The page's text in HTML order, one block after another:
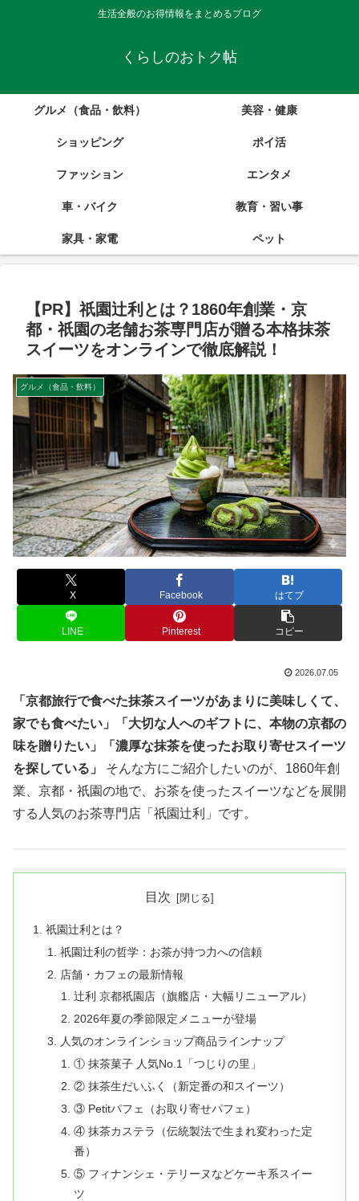
生活全般のお得情報をまとめるブログ
くらしのおトク帖
グルメ（食品・飲料） 美容・健康
ショッピング ポイ活
ファッション エンタメ
車・バイク 教育・習い事
家具・家電 ペット
【PR】祇園辻利とは？1860年創業・京
都・祇園の老舗お茶専門店が贈る本格抹茶
スイーツをオンラインで徹底解説！
グルメ（食品・飲料）
X Facebook はてブ
LINE Pinterest コピー
2026.07.05
「京都旅行で食べた抹茶スイーツがあまりに美味しくて、
家でも食べたい」「大切な人へのギフトに、本物の京都の
味を贈りたい」「濃厚な抹茶を使ったお取り寄せスイーツ
を探している」
そんな方にご紹介したいのが、1860年創
業、京都・祇園の地で、お茶を使ったスイーツなどを展開
する人気のお茶専門店「祇園辻利」です。
目次
祇園辻利とは？
祇園辻利の哲学：お茶が持つ力への信頼
店舗・カフェの最新情報
辻利 京都祇園店（旗艦店・大幅リニューアル）
2026年夏の季節限定メニューが登場
人気のオンラインショップ商品ラインナップ
① 抹茶菓子 人気No.1「つじりの里」
② 抹茶生だいふく（新定番の和スイーツ）
③ Petitパフェ（お取り寄せパフェ）
④ 抹茶カステラ（伝統製法で生まれ変わった定
番）
⑤ フィナンシェ・テリーヌなどケーキ系スイー
ツ